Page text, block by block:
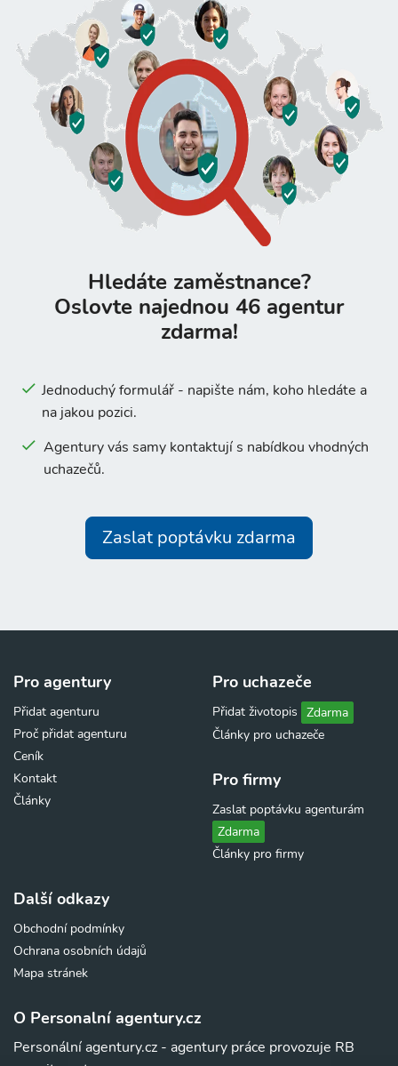
Hledáte zaměstnance?
Oslovte najednou 46 agentur
zdarma!
Jednoduchý formulář - napište nám, koho hledáte a
na jakou pozici.
Agentury vás samy kontaktují s nabídkou vhodných
uchazečů.
Zaslat poptávku zdarma
Pro agentury
Přidat agenturu
Proč přidat agenturu
Ceník
Kontakt
Články
Pro uchazeče
Přidat životopis Zdarma
Články pro uchazeče
Pro firmy
Zaslat poptávku agenturám
Zdarma
Články pro firmy
Další odkazy
Obchodní podmínky
Ochrana osobních údajů
Mapa stránek
O Personalní agentury.cz
Personální agentury.cz - agentury práce provozuje RB